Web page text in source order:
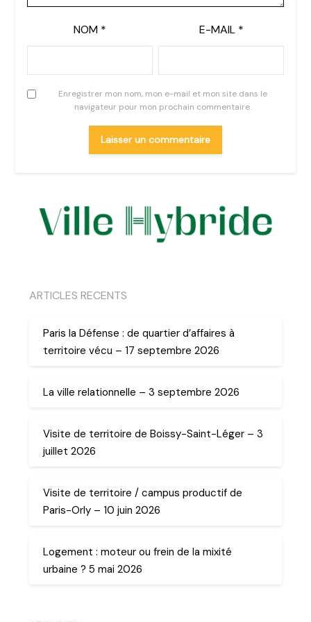
NOM * E-MAIL *
Enregistrer mon nom, mon e-mail et mon site dans le
navigateur pour mon prochain commentaire.
ARTICLES RECENTS
Paris la Défense : de quartier d’affaires à
territoire vécu – 17 septembre 2026
La ville relationnelle – 3 septembre 2026
Visite de territoire de Boissy-Saint-Léger – 3
juillet 2026
Visite de territoire / campus productif de
Paris-Orly – 10 juin 2026
Logement : moteur ou frein de la mixité
urbaine ? 5 mai 2026